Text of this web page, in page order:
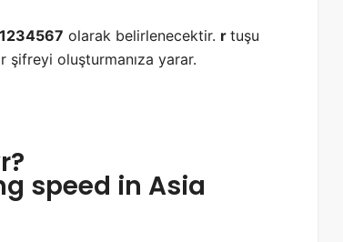
1234567 olarak belirlenecektir. r tuşu
oluşturmanıza yarar.
speed in Asia